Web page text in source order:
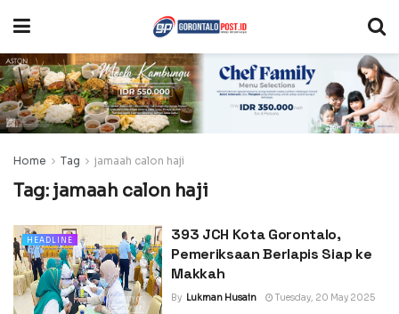
Home Tag jamaah calon haji
Tag: jamaah calon haji
HEADLINE
393 JCH Kota Gorontalo,
Pemeriksaan Berlapis Siap ke
Makkah
By Lukman Husain Tuesday, 20 May 2025